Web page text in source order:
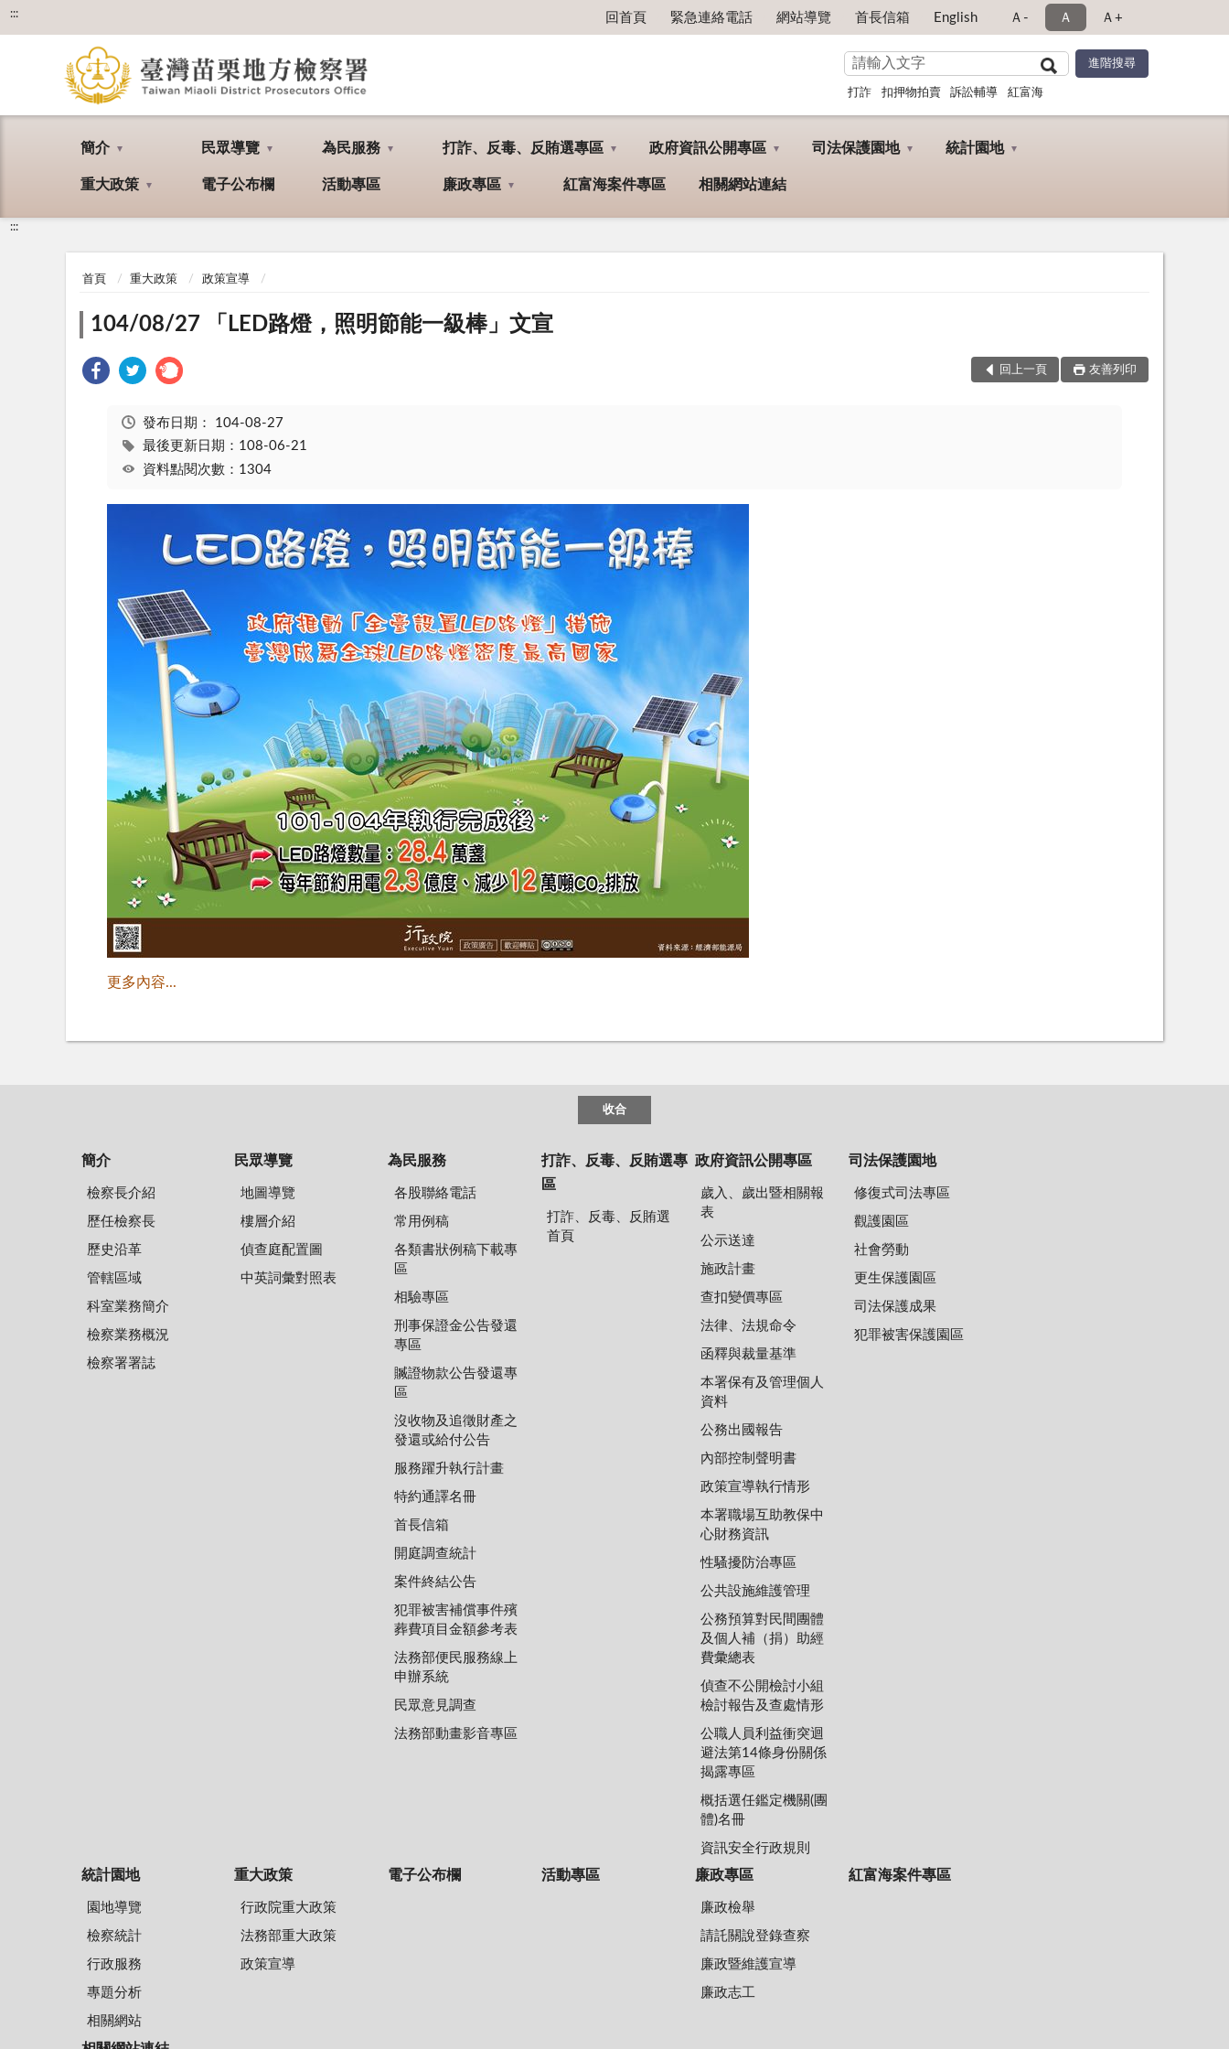
::: 回首頁 緊急連絡電話 網站導覽 首長信箱 English Ａ- Ａ Ａ+
打詐 扣押物拍賣 訴訟輔導 紅富海
簡介 民眾導覽 為民服務 打詐、反毒、反賄選專區 政府資訊公開專區 司法保護園地 統計園地
重大政策 電子公布欄 活動專區 廉政專區 紅富海案件專區 相關網站連結
:::
首頁 重大政策 政策宣導
104/08/27 「LED路燈，照明節能一級棒」文宣
回上一頁 友善列印
發布日期： 104-08-27
最後更新日期：108-06-21
資料點閱次數：1304
更多內容...
收合
簡介
檢察長介紹
歷任檢察長
歷史沿革
管轄區域
科室業務簡介
檢察業務概況
檢察署署誌
民眾導覽
地圖導覽
樓層介紹
偵查庭配置圖
中英詞彙對照表
為民服務
各股聯絡電話
常用例稿
各類書狀例稿下載專
區
相驗專區
刑事保證金公告發還
專區
贓證物款公告發還專
區
沒收物及追徵財產之
發還或給付公告
服務躍升執行計畫
特約通譯名冊
首長信箱
開庭調查統計
案件終結公告
犯罪被害補償事件殯
葬費項目金額參考表
法務部便民服務線上
申辦系統
民眾意見調查
法務部動畫影音專區
打詐、反毒、反賄選專
區
打詐、反毒、反賄選
首頁
政府資訊公開專區
歲入、歲出暨相關報
表
公示送達
施政計畫
查扣變價專區
法律、法規命令
函釋與裁量基準
本署保有及管理個人
資料
公務出國報告
內部控制聲明書
政策宣導執行情形
本署職場互助教保中
心財務資訊
性騷擾防治專區
公共設施維護管理
公務預算對民間團體
及個人補（捐）助經
費彙總表
偵查不公開檢討小組
檢討報告及查處情形
公職人員利益衝突迴
避法第14條身份關係
揭露專區
概括選任鑑定機關(團
體)名冊
資訊安全行政規則
司法保護園地
修復式司法專區
觀護園區
社會勞動
更生保護園區
司法保護成果
犯罪被害保護園區
統計園地
園地導覽
檢察統計
行政服務
專題分析
相關網站
重大政策
行政院重大政策
法務部重大政策
政策宣導
電子公布欄 活動專區 廉政專區
廉政檢舉
請託關說登錄查察
廉政暨維護宣導
廉政志工
紅富海案件專區